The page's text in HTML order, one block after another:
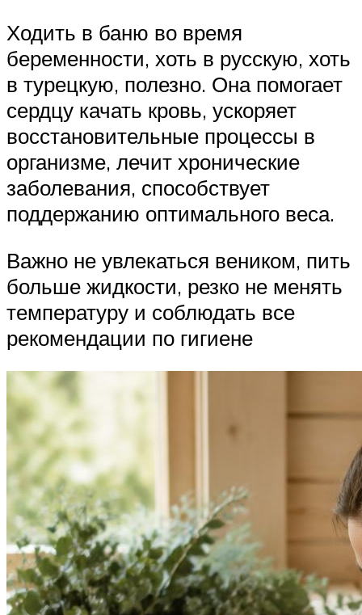
Ходить в баню во время
беременности, хоть в русскую, хоть
в турецкую, полезно. Она помогает
сердцу качать кровь, ускоряет
восстановительные процессы в
организме, лечит хронические
заболевания, способствует
поддержанию оптимального веса.
Важно не увлекаться веником, пить
больше жидкости, резко не менять
температуру и соблюдать все
рекомендации по гигиене